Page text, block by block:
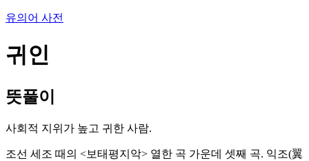
유의어 사전
귀인
뜻풀이
사회적 지위가 높고 귀한 사람.
조선 세조 때의 <보태평지악> 열한 곡 가운데 셋째 곡. 익조(翼